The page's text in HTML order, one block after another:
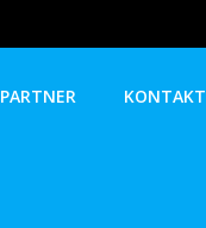
PARTNER KONTAKT